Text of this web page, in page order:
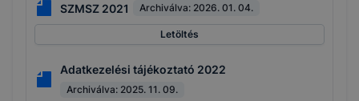
SZMSZ 2021 Archiválva: 2026. 01. 04.
Letöltés
Adatkezelési tájékoztató 2022
Archiválva: 2025. 11. 09.